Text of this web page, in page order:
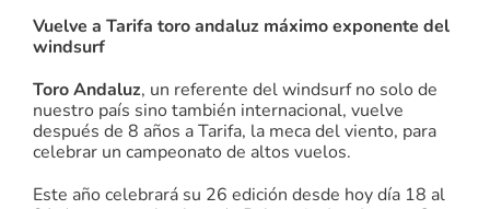
imagen
más
grande
Vuelve a Tarifa toro andaluz máximo exponente del
windsurf
Toro Andaluz, un referente del windsurf no solo de
nuestro país sino también internacional, vuelve
después de 8 años a Tarifa, la meca del viento, para
celebrar un campeonato de altos vuelos.
Este año celebrará su 26 edición desde hoy día 18 al